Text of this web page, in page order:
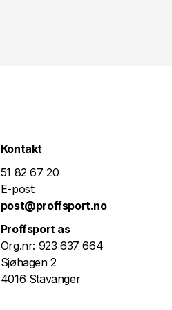
Kontakt
51 82 67 20
E-post:
post@proffsport.no
Proffsport as
Org.nr: 923 637 664
Sjøhagen 2
4016 Stavanger